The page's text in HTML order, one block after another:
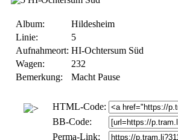
Album:
Hildesheim
Linie:
5
Aufnahmeort: HI-Ochtersum Süd
Wagen:
232
Bemerkung:
Macht Pause
HTML-Code:
BB-Code:
Perma-Link: